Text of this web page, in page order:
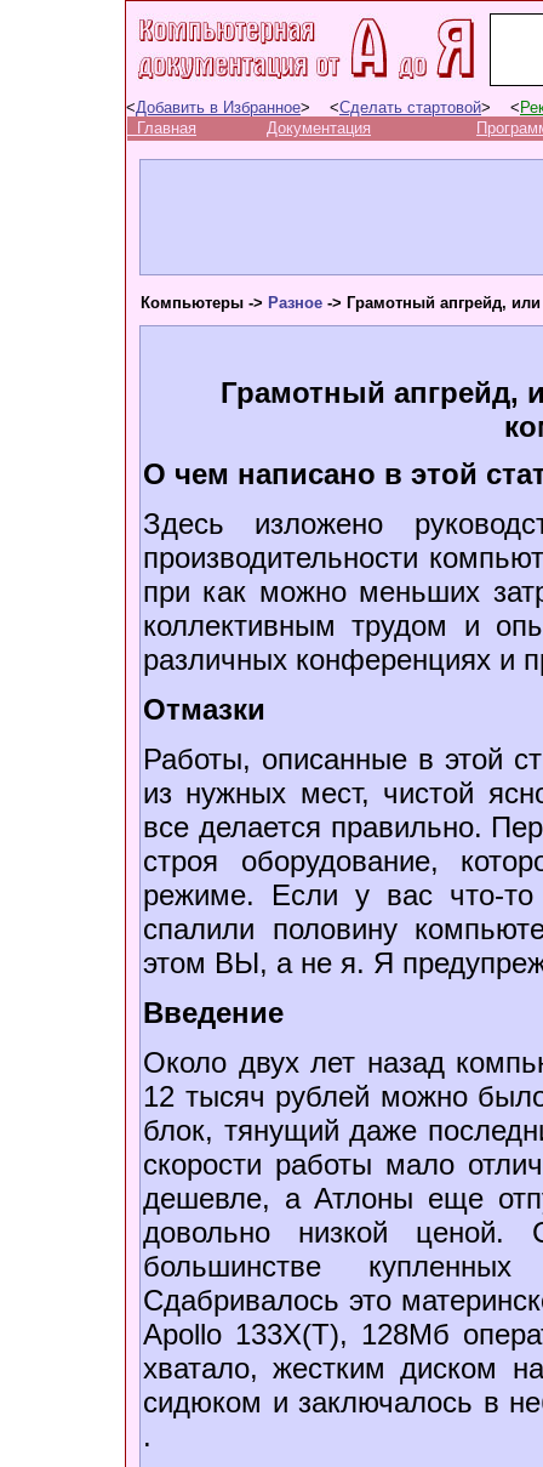
<Добавить в Избранное> <Сделать стартовой> <
Главная
Документация
Компьютеры -> Разное -> Грамотный апгрейд,
Грамотный апгрейд,
О чем написано в этой
Здесь изложено
производительности
при как можно меньших
коллективным трудом и
различных конференциях и
Отмазки
Работы, описанные в этой
из нужных мест, чистой
все делается правильно.
строя оборудование,
режиме. Если у вас что-
спалили половину
этом ВЫ, а не я. Я
Введение
Около двух лет назад
12 тысяч рублей можно
блок, тянущий даже
скорости работы мало
дешевле, а Атлоны еще
довольно низкой ценой.
большинстве
Сдабривалось это
Apollo 133X(T), 128Мб
хватало, жестким диском
сидюком и заключалось в
.